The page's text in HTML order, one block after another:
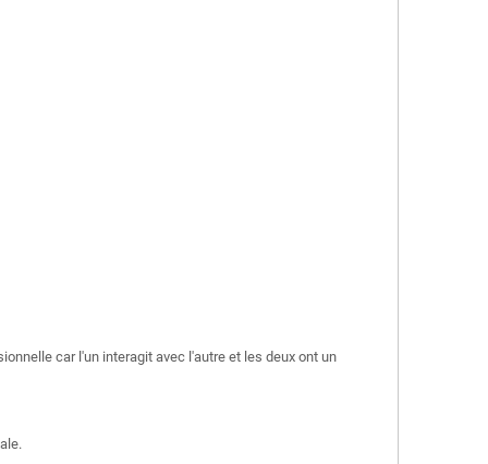
car l'un interagit avec l'autre et les deux ont un